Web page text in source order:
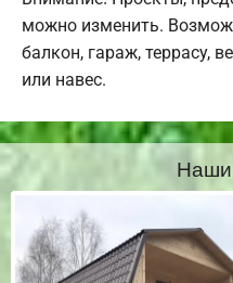
можно изменить.
балкон, гараж, террасу,
или навес.